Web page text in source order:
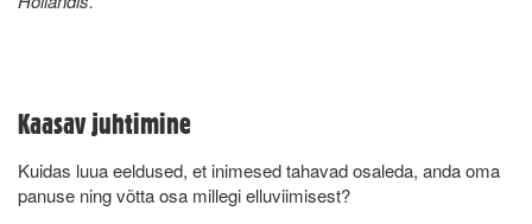
Kaasav juhtimine
Kuidas luua eeldused, et inimesed tahavad osaleda, anda oma
panuse ning võtta osa millegi elluviimisest?